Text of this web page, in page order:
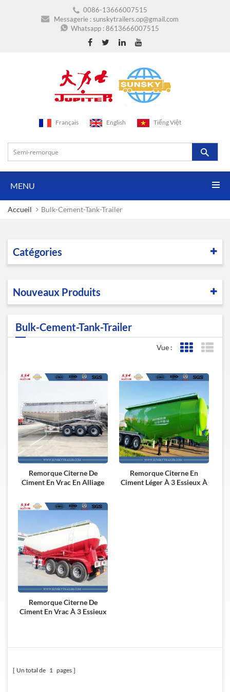
0086-13666007515
Messagerie :sunskytrailers.op@gmail.com
Whatsapp :8613666007515
Français English Tiếng Việt
MENU
Accueil Bulk-Cement-Tank-Trailer
Catégories
Nouveaux Produits
Bulk-Cement-Tank-Trailer
Vue : Affichage
Remorque Citerne De
Ciment En Vrac En Alliage
Remorque Citerne En
Ciment Léger À 3 Essieux À
Remorque Citerne De
Ciment En Vrac À 3 Essieux
Un total de 1 pages